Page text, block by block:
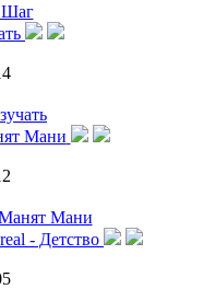
Шаг
Мани